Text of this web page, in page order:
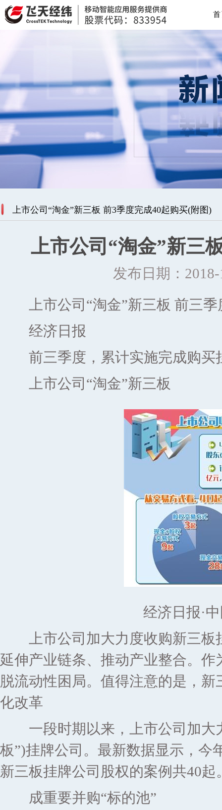
上市公司“淘金”新三板 前3季度完成40起购买(附图)
上市公司“淘金”新三
发布日期：
上市公司“淘金”新三板 前三季
经济日报
前三季度，累计实施完成购买
上市公司“淘金”新三板
经济日报·
上市公司加大力度收购新三板
延伸产业链条、推动产业整合。
脱流动性困局。值得注意的是，
化改革
一段时期以来，上市公司加大
板”)挂牌公司。最新数据显示，今
新三板挂牌公司股权的案例共40起
成重要并购“标的池”